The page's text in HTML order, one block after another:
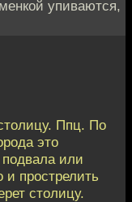
упиваются,
Ппц. По
это
или
и прострелить
столицу.